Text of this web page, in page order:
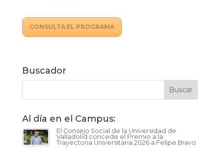
CONSULTA EL PROGRAMA
Buscador
Al día en el Campus:
El Consejo Social de la Universidad de
Valladolid concede el Premio a la
Trayectoria Universitaria 2026 a Felipe Bravo